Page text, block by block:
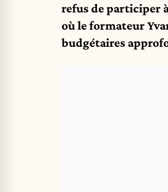
refus de participer
où le formateur
budgétaires